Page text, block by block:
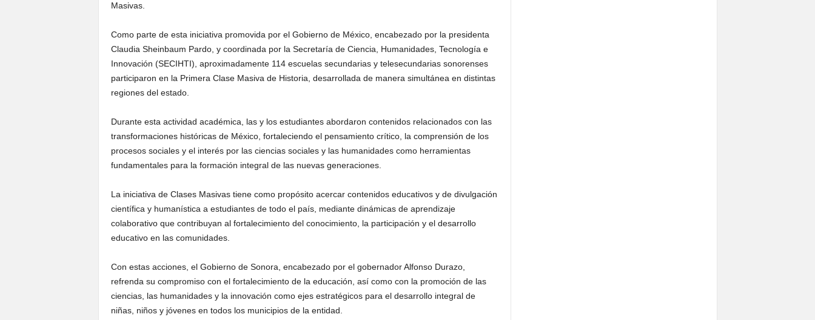
Masivas.
Como parte de esta iniciativa promovida por el Gobierno de México, encabezado por la presidenta
Claudia Sheinbaum Pardo, y coordinada por la Secretaría de Ciencia, Humanidades, Tecnología e
Innovación (SECIHTI), aproximadamente 114 escuelas secundarias y telesecundarias sonorenses
participaron en la Primera Clase Masiva de Historia, desarrollada de manera simultánea en distintas
regiones del estado.
Durante esta actividad académica, las y los estudiantes abordaron contenidos relacionados con las
transformaciones históricas de México, fortaleciendo el pensamiento crítico, la comprensión de los
procesos sociales y el interés por las ciencias sociales y las humanidades como herramientas
fundamentales para la formación integral de las nuevas generaciones.
La iniciativa de Clases Masivas tiene como propósito acercar contenidos educativos y de divulgación
científica y humanística a estudiantes de todo el país, mediante dinámicas de aprendizaje
colaborativo que contribuyan al fortalecimiento del conocimiento, la participación y el desarrollo
educativo en las comunidades.
Con estas acciones, el Gobierno de Sonora, encabezado por el gobernador Alfonso Durazo,
refrenda su compromiso con el fortalecimiento de la educación, así como con la promoción de las
ciencias, las humanidades y la innovación como ejes estratégicos para el desarrollo integral de
niñas, niños y jóvenes en todos los municipios de la entidad.